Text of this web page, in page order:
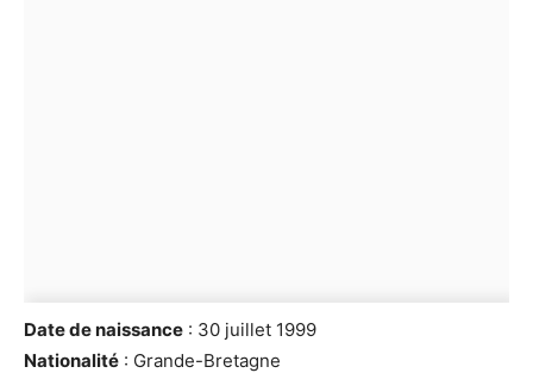
Date de naissance : 30 juillet 1999
Nationalité : Grande-Bretagne